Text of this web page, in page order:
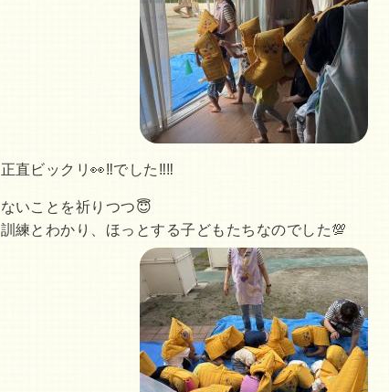
正直ビックリ👀‼️でした‼️‼️
ないことを祈りつつ😇
訓練とわかり、ほっとする子どもたちなのでした💯